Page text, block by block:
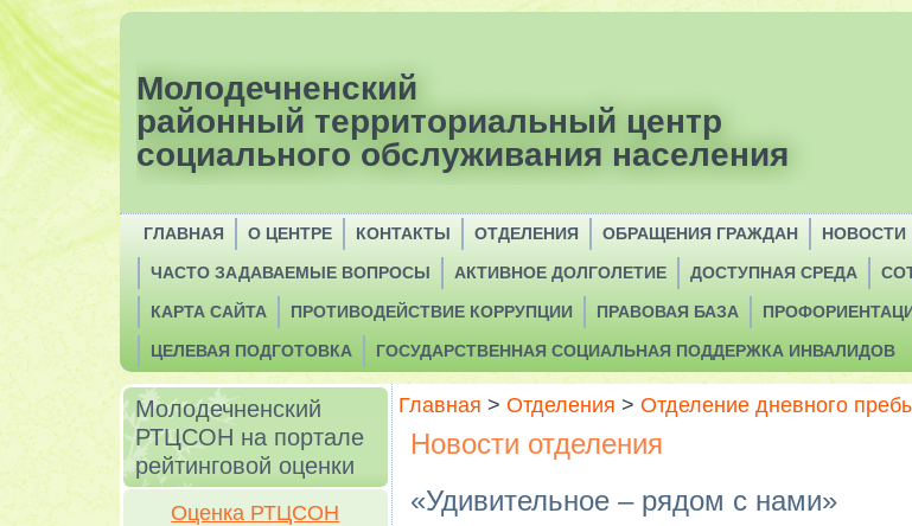
Молодечненский
районный территориальный центр
социального обслуживания населения
ГЛАВНАЯ О ЦЕНТРЕ КОНТАКТЫ ОТДЕЛЕНИЯ ОБРАЩЕНИЯ ГРАЖДАН НОВОСТИ
ЧАСТО ЗАДАВАЕМЫЕ ВОПРОСЫ АКТИВНОЕ ДОЛГОЛЕТИЕ ДОСТУПНАЯ СРЕДА
КАРТА САЙТА ПРОТИВОДЕЙСТВИЕ КОРРУПЦИИ ПРАВОВАЯ БАЗА
ЦЕЛЕВАЯ ПОДГОТОВКА ГОСУДАРСТВЕННАЯ СОЦИАЛЬНАЯ ПОДДЕРЖКА ИНВАЛИДОВ
Молодечненский
РТЦСОН на портале
рейтинговой оценки
Оценка РТЦСОН
Главная > Отделения > Отделение дневного
Новости отделения
«Удивительное – рядом с нами»